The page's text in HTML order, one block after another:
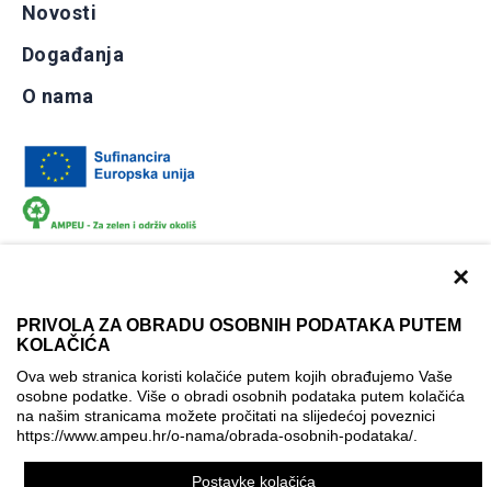
×
PRIVOLA ZA OBRADU OSOBNIH PODATAKA PUTEM
KOLAČIĆA
Ova web stranica koristi kolačiće putem kojih obrađujemo Vaše
osobne podatke. Više o obradi osobnih podataka putem kolačića
na našim stranicama možete pročitati na slijedećoj poveznici
https://www.ampeu.hr/o-nama/obrada-osobnih-podataka/
Postavke kolačića
Novosti
Događanja
O nama
Izjava o pristupačnosti
Politika korištenja kolačića
Postavke kolačića